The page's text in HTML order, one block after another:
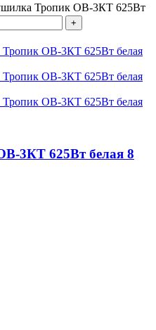
Тропик ОВ-3КТ 625Вт
3КТ 625Вт белая 8